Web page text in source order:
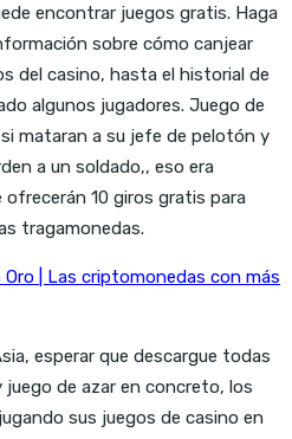
encontrar juegos gratis. Haga
sobre cómo canjear
del casino, hasta el historial de
algunos jugadores. Juego de
mataran a su jefe de pelotón y
a un soldado,, eso era
10 giros gratis para
tragamonedas.
| Las criptomonedas con más
esperar que descargue todas
juego de azar en concreto, los
sus juegos de casino en